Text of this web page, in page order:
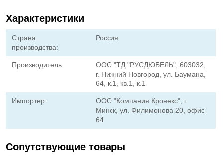
Характеристики
Страна
производства:
Россия
Производитель:
ООО "ТД "РУСДЮБЕЛЬ", 603032,
г. Нижний Новгород, ул. Баумана,
64, к.1, кв.1, к.1
Импортер:
ООО "Компания Кронекс", г.
Минск, ул. Филимонова 20, офис
64
Сопутствующие товары